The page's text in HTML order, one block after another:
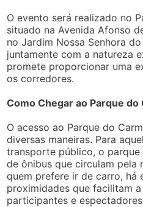
O evento será realizado no
situado na Avenida Afonso
no Jardim Nossa Senhora
juntamente com a natureza
promete proporcionar uma
os corredores.
Como Chegar ao Parque do
O acesso ao Parque do
diversas maneiras. Para
transporte público, o
de ônibus que circulam pela
quem prefere ir de carro, há
proximidades que facilitam
participantes e